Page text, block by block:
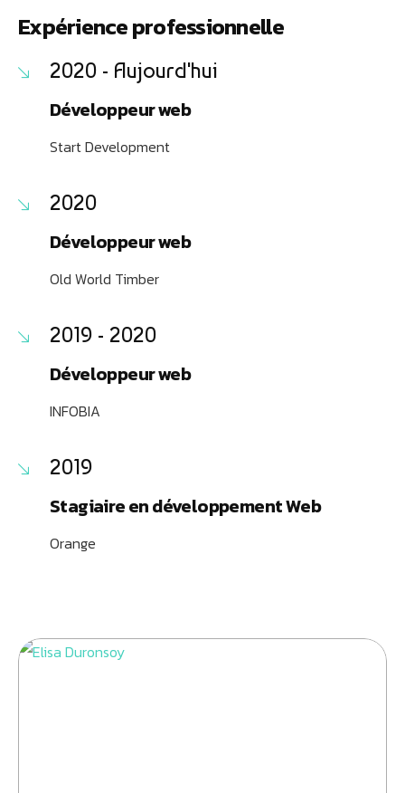
Expérience professionnelle
2020 - Aujourd'hui
Développeur web
Start Development
2020
Développeur web
Old World Timber
2019 - 2020
Développeur web
INFOBIA
2019
Stagiaire en développement Web
Orange